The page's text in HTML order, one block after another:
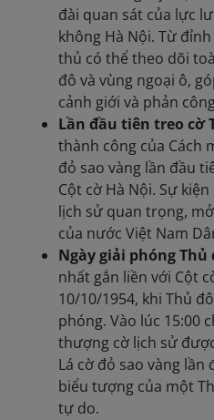
đài quan sát của lực
không Hà Nội. Từ
thủ có thể theo dõi
đô và vùng ngoại ô,
cảnh giới và phản
Lần đầu tiên treo cờ
thành công của Cách
đỏ sao vàng lần đầu
Cột cờ Hà Nội. Sự
lịch sử quan trọng,
của nước Việt Nam
Ngày giải phóng Thủ
nhất gắn liền với Cột
10/10/1954, khi Thủ
phóng. Vào lúc 15:00
thượng cờ lịch sử
Lá cờ đỏ sao vàng
biểu tượng của một
tự do.